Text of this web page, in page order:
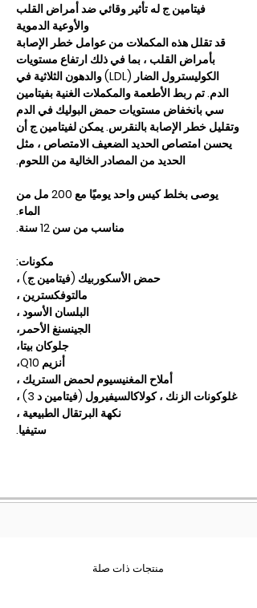
فيتامين ج له تأثير وقائي ضد أمراض القلب
والأوعية الدموية
قد تقلل هذه المكملات من عوامل خطر الإصابة
بأمراض القلب ، بما في ذلك ارتفاع مستويات
الكوليسترول الضار (LDL) والدهون الثلاثية في
الدم. تم ربط الأطعمة والمكملات الغنية بفيتامين
سي بانخفاض مستويات حمض البوليك في الدم
وتقليل خطر الإصابة بالنقرس. يمكن لفيتامين ج أن
يحسن امتصاص الحديد الضعيف الامتصاص ، مثل
الحديد من المصادر الخالية من اللحوم.
يوصى بخلط كيس واحد يوميًا مع 200 مل من
الماء.
مناسب من سن 12 سنة.
مكونات:
حمض الأسكوربيك (فيتامين ج) ،
مالتوفكسترين ،
البلسان الأسود ،
الجينسنغ الأحمر،
جلوكان بيتا،
أنزيم Q10،
أملاح المغنيسيوم لحمض الستريك ،
غلوكونات الزنك ، كولاكالسيفيرول (فيتامين د 3) ،
نكهة البرتقال الطبيعية ،
ستيفيا.
منتجات ذات صلة